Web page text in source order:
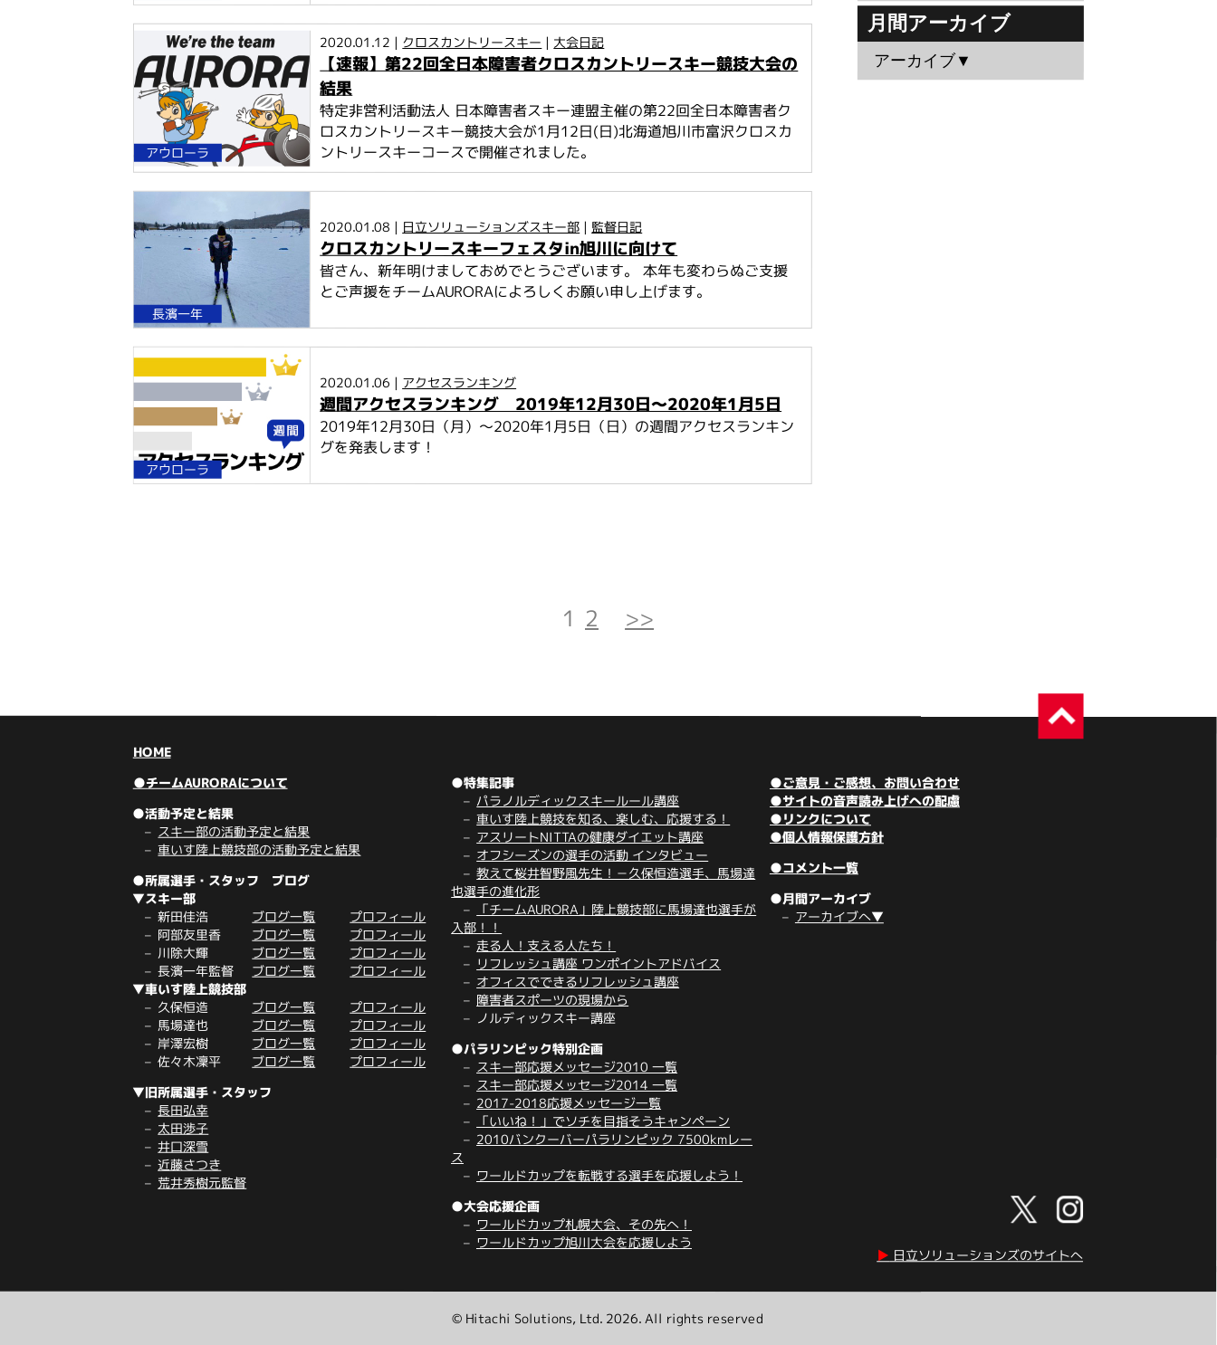
アウローラ
2020.01.12 | クロスカントリースキー | 大会日記
【速報】第22回全日本障害者クロスカントリースキー競技大会の
結果
特定非営利活動法人 日本障害者スキー連盟主催の第22回全日本障害者ク
ロスカントリースキー競技大会が1月12日(日)北海道旭川市富沢クロスカ
ントリースキーコースで開催されました。
長濱一年
2020.01.08 | 日立ソリューションズスキー部 | 監督日記
クロスカントリースキーフェスタin旭川に向けて
皆さん、新年明けましておめでとうございます。 本年も変わらぬご支援
とご声援をチームAURORAによろしくお願い申し上げます。
アウローラ
2020.01.06 | アクセスランキング
週間アクセスランキング 2019年12月30日～2020年1月5日
2019年12月30日（月）～2020年1月5日（日）の週間アクセスランキン
グを発表します！
月間アーカイブ
アーカイブ▼
1 2 >>
HOME
●チームAURORAについて
●活動予定と結果
スキー部の活動予定と結果
車いす陸上競技部の活動予定と結果
●所属選手・スタッフ ブログ
▼スキー部
新田佳浩 ブログ一覧 プロフィール
阿部友里香 ブログ一覧 プロフィール
川除大輝 ブログ一覧 プロフィール
長濱一年監督 ブログ一覧 プロフィール
▼車いす陸上競技部
久保恒造 ブログ一覧 プロフィール
馬場達也 ブログ一覧 プロフィール
岸澤宏樹 ブログ一覧 プロフィール
佐々木凜平 ブログ一覧 プロフィール
▼旧所属選手・スタッフ
長田弘幸
太田渉子
井口深雪
近藤さつき
荒井秀樹元監督
●特集記事
パラノルディックスキールール講座
車いす陸上競技を知る、楽しむ、応援する！
アスリートNITTAの健康ダイエット講座
オフシーズンの選手の活動 インタビュー
教えて桜井智野風先生！－久保恒造選手、馬場達
也選手の進化形
「チームAURORA」陸上競技部に馬場達也選手が
入部！！
走る人！支える人たち！
リフレッシュ講座 ワンポイントアドバイス
オフィスでできるリフレッシュ講座
障害者スポーツの現場から
ノルディックスキー講座
●パラリンピック特別企画
スキー部応援メッセージ2010 一覧
スキー部応援メッセージ2014 一覧
2017-2018応援メッセージ一覧
「いいね！」でソチを目指そうキャンペーン
2010バンクーバーパラリンピック 7500kmレー
ス
ワールドカップを転戦する選手を応援しよう！
●大会応援企画
ワールドカップ札幌大会、その先へ！
ワールドカップ旭川大会を応援しよう
●ご意見・ご感想、お問い合わせ
●サイトの音声読み上げへの配慮
●リンクについて
●個人情報保護方針
●コメント一覧
●月間アーカイブ
アーカイブへ▼
▶︎ 日立ソリューションズのサイトへ
© Hitachi Solutions, Ltd. 2026. All rights reserved